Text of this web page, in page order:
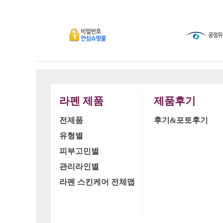
라펜 제품
전제품
유형별
피부고민별
관리라인별
라펜 스킨케어 전체맵
제품후기
후기&포토후기